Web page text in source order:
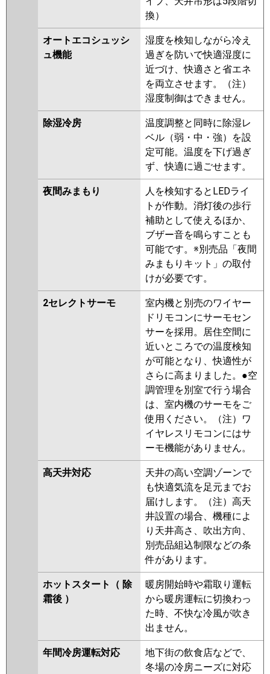
換）
オートエコシュッシ
ュ機能
湿度を検知しながら冷え
過ぎを防いで快適湿度に
近づけ、快適さと省エネ
を両立させます。（注）
湿度制御はできません。
除湿冷房
温度調整と同時に除湿レ
ベル（弱・中・強）を設
定可能。温度を下げ過ぎ
ず、快適に過ごせます。
夜間みまもり
人を検知するとLEDライ
トが作動。消灯後の歩行
補助として使えるほか、
ブザー音を鳴らすことも
可能です。※別売品「夜間
みまもりキット」の取付
けが必要です。
2セレクトサーモ
室内機と別売のワイヤー
ドリモコンにサーモセン
サーを採用。居住空間に
近いところでの温度検知
が可能となり、快適性が
さらに高まりました。●空
調管理を別室で行う場合
は、室内機のサーモをご
使用ください。（注）ワ
イヤレスリモコンにはサ
ーモ機能がありません。
高天井対応
天井の高い空調ゾーンで
も快適気流を足元までお
届けします。（注）高天
井設置の場合、機種によ
り天井高さ、吹出方向、
別売品組込制限などの条
件があります。
ホットスタート（ 除
霜後 ）
暖房開始時や霜取り運転
から暖房運転に切換わっ
た時、不快な冷風が吹き
出ません。
年間冷房運転対応
地下街の飲食店などで、
冬場の冷房ニーズに対応